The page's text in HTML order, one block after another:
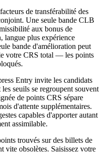
de transférabilité des
Une seule bande CLB
aux bonus de
langue plus expérience
bande d'amélioration peut
votre CRS total — les points
Entry invite les candidats
seuils se regroupent souvent
de points CRS sépare
d'attente supplémentaires.
capables d'apporter autant
assimilable.
trouvés sur des billets de
obsolètes. Saisissez votre